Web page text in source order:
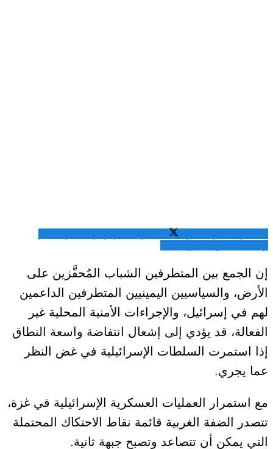
إن الجمع بين المتطرفين الشباب المُحفَّزين على
الأرض، والسياسيين اليمينيين المتطرفين الداعمين
لهم في إسرائيل، والإجراءات الأمنية المحلية غير
الفعالة، قد يؤدي إلى إشعال انتفاضة واسعة النطاق
إذا استمرت السلطات الإسرائيلية في غض النظر
عما يجري.
مع استمرار العمليات العسكرية الإسرائيلية في غزة،
تتصدر الضفة الغربية قائمة نقاط الاحتكاك المحتملة
التي يمكن أن تتصاعد وتصبح جبهة ثانية.